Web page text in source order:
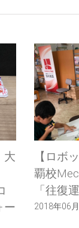
室日誌】那
コース
| 0 Comments